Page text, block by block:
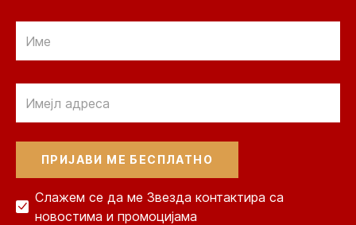
Слажем се да ме Звезда контактира са
новостима и промоцијама